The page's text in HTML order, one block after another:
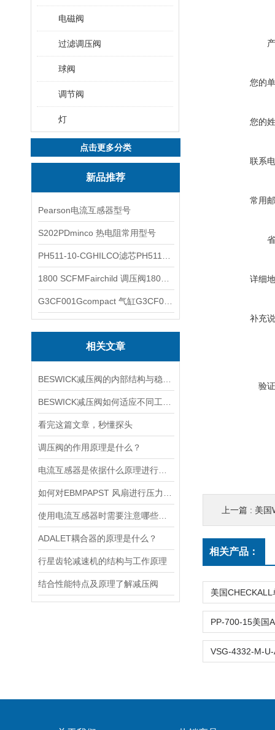
电磁阀
过滤调压阀
球阀
调节阀
灯
点击更多分类
新品推荐
Pearson电流互感器型号
S202PDminco 热电阻常用型号
相关文章
看完这篇文章，秒懂探头
调压阀的作用原理是什么？
ADALET耦合器的原理是什么？
行星齿轮减速机的结构与工作原理
结合性能特点及原理了解减压阀
您的
您的
联系
常用
详细
补充
验
上一篇 : 美国
相关产品：